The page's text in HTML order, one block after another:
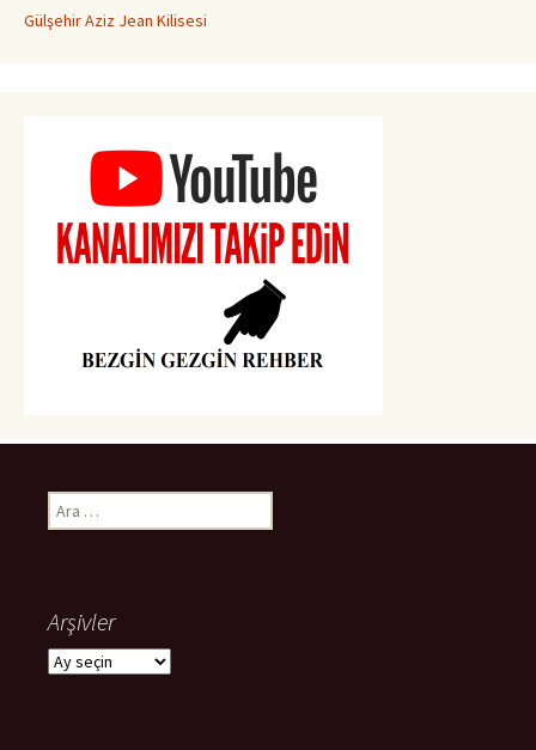
Gülşehir Aziz Jean Kilisesi
Arama:
Arşivler
Arşivler